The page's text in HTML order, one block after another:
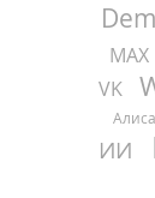
MAX
VK
ИИ